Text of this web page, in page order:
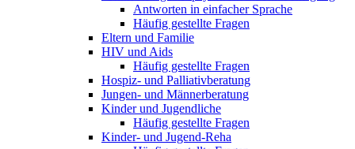
Antworten in einfacher Sprache
Häufig gestellte Fragen
Eltern und Familie
HIV und Aids
Häufig gestellte Fragen
Hospiz- und Palliativberatung
Jungen- und Männerberatung
Kinder und Jugendliche
Häufig gestellte Fragen
Kinder- und Jugend-Reha